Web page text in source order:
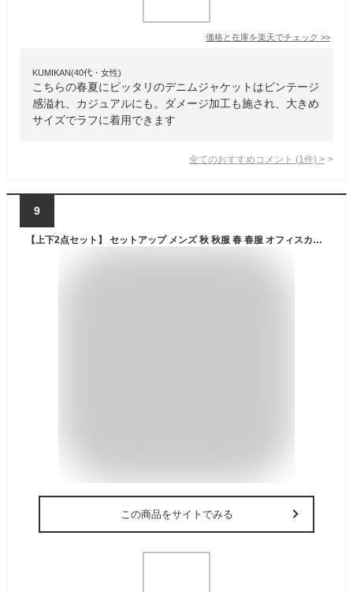
価格と在庫を楽天でチェック >>
KUMIKAN(40代・女性)
こちらの春夏にピッタリのデニムジャケットはビンテージ
感溢れ、カジュアルにも。ダメージ加工も施され、大きめ
サイズでラフに着用できます
全てのおすすめコメント (1 件) >
9
【上下2点セット】 セットアップ メンズ 秋 秋服 春 春服 オフィスカジュアル 上下セット ノーカラージャケット テーラードジャケット テーパードパンツ イージーパンツ ストレッチ キレイめ ブラック チャコール ネイビー ブラウン
この商品をサイトでみる